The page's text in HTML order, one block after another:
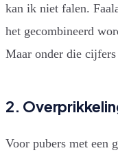
kan ik niet falen.
het gecombineerd
Maar onder die
2.
Voor pubers met een